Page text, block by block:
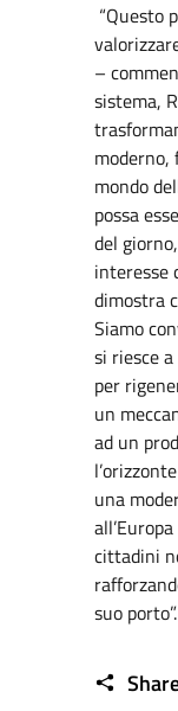
“Questo
–
sistema,
moderno,
mondo
possa
del
interesse
dimostra
Siamo
si riesce
per
un
ad un
una
cittadini
suo porto”.